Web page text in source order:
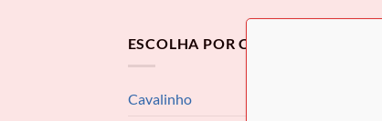
ESCOLHA POR CATEGORIA
Cavalinho